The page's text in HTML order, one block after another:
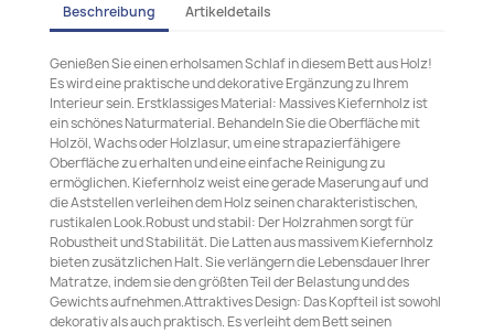
Beschreibung Artikeldetails
Genießen Sie einen erholsamen Schlaf in diesem Bett aus Holz!
Es wird eine praktische und dekorative Ergänzung zu Ihrem
Interieur sein. Erstklassiges Material: Massives Kiefernholz ist
ein schönes Naturmaterial. Behandeln Sie die Oberfläche mit
Holzöl, Wachs oder Holzlasur, um eine strapazierfähigere
Oberfläche zu erhalten und eine einfache Reinigung zu
ermöglichen. Kiefernholz weist eine gerade Maserung auf und
die Aststellen verleihen dem Holz seinen charakteristischen,
rustikalen Look.Robust und stabil: Der Holzrahmen sorgt für
Robustheit und Stabilität. Die Latten aus massivem Kiefernholz
bieten zusätzlichen Halt. Sie verlängern die Lebensdauer Ihrer
Matratze, indem sie den größten Teil der Belastung und des
Gewichts aufnehmen.Attraktives Design: Das Kopfteil ist sowohl
dekorativ als auch praktisch. Es verleiht dem Bett seinen